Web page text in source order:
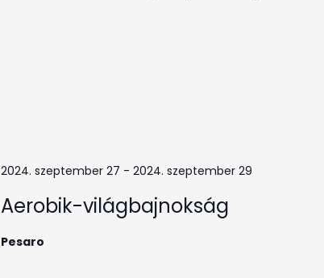
2024. szeptember 27 - 2024. szeptember 29
Aerobik-világbajnokság
Pesaro